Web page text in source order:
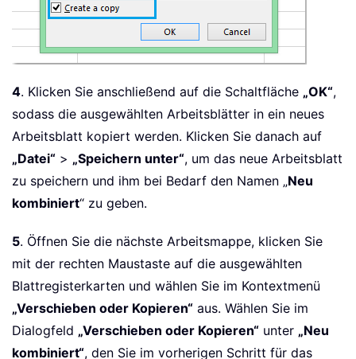
4. Klicken Sie anschließend auf die Schaltfläche „OK“,
sodass die ausgewählten Arbeitsblätter in ein neues
Arbeitsblatt kopiert werden. Klicken Sie danach auf
„Datei“ > „Speichern unter“, um das neue Arbeitsblatt
zu speichern und ihm bei Bedarf den Namen „Neu
kombiniert“ zu geben.
5. Öffnen Sie die nächste Arbeitsmappe, klicken Sie
mit der rechten Maustaste auf die ausgewählten
Blattregisterkarten und wählen Sie im Kontextmenü
„Verschieben oder Kopieren“ aus. Wählen Sie im
Dialogfeld „Verschieben oder Kopieren“ unter „Neu
kombiniert“, den Sie im vorherigen Schritt für das